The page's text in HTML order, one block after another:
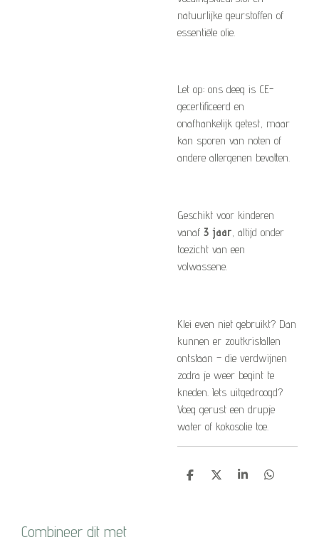
natuurlijke geurstoffen of
essentiële olie.
Let op: ons deeg is CE-
gecertificeerd en
onafhankelijk getest, maar
kan sporen van noten of
andere allergenen bevatten.
Geschikt voor kinderen
vanaf 3 jaar , altijd onder
toezicht van een
volwassene.
Klei even niet gebruikt? Dan
kunnen er zoutkristallen
ontstaan – die verdwijnen
zodra je weer begint te
kneden. Iets uitgedroogd?
Voeg gerust een drupje
water of kokosolie toe.
D
D
S
D
Combineer dit met